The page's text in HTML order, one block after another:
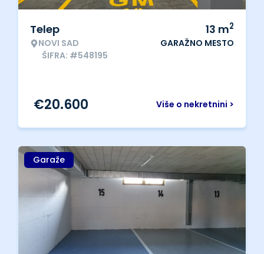
Telep
NOVI SAD
ŠIFRA: #548195
13 m2
GARAŽNO MESTO
Više o nekretnini >
€20.600
Garaže